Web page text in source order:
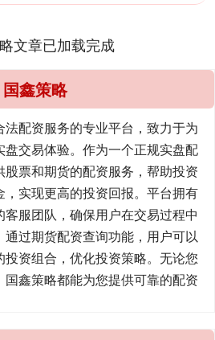
文章已加载完成
国鑫策略
配资服务的专业平台，致力于为
交易体验。作为一个正规实盘配
票和期货的配资服务，帮助投资
实现更高的投资回报。平台拥有
服团队，确保用户在交易过程中
过期货配资查询功能，用户可以
资组合，优化投资策略。无论您
鑫策略都能为您提供可靠的配资